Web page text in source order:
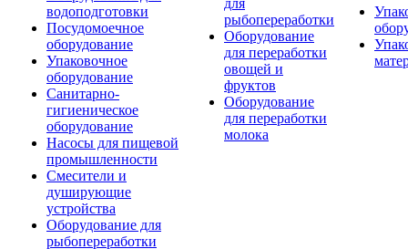
водоподготовки
Посудомоечное
оборудование
Упаковочное
оборудование
Санитарно-
гигиеническое
оборудование
Насосы для пищевой
промышленности
Смесители и
душирующие
устройства
Оборудование для
рыбопереработки
для
рыбопереработки
Оборудование
для переработки
овощей и
фруктов
Оборудование
для переработки
молока